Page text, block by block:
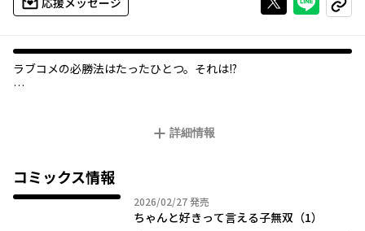
コピー
ラブコメの必勝法はたったひとつ。それは――!?
音！
【清楚な生徒会長だけど、裏ではお世話好きな元許嫁】白菊白
【ツンツン系後輩だけど、案外ちょろい小悪魔ちゃん】春日波
詳細情報
コミックス情報
2026/02/272026年02月27日
発売
ちゃんと好きって言える子無双（1）